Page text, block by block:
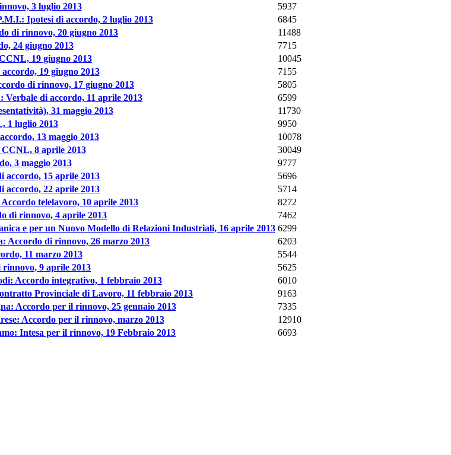
3 luglio 2013
5937
Ipotesi di accordo, 2 luglio 2013
6845
di rinnovo, 20 giugno 2013
11488
24 giugno 2013
7715
19 giugno 2013
10045
19 giugno 2013
7155
di rinnovo, 17 giugno 2013
5805
di accordo, 11 aprile 2013
6599
31 maggio 2013
11730
1 luglio 2013
9950
13 maggio 2013
10078
8 aprile 2013
30049
3 maggio 2013
9777
accordo, 15 aprile 2013
5696
22 aprile 2013
5714
telelavoro, 10 aprile 2013
8272
di rinnovo, 4 aprile 2013
7462
e per un Nuovo Modello di Relazioni Industriali, 16 aprile 2013 6299
Accordo di rinnovo, 26 marzo 2013
6203
11 marzo 2013
5544
9 aprile 2013
5625
Accordo integrativo, 1 febbraio 2013
6010
Provinciale di Lavoro, 11 febbraio 2013
9163
Accordo per il rinnovo, 25 gennaio 2013
7335
Accordo per il rinnovo, marzo 2013
12910
Intesa per il rinnovo, 19 Febbraio 2013
6693